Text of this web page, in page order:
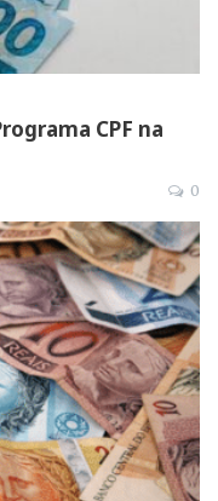
CPF na
0